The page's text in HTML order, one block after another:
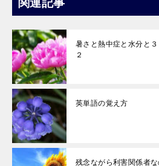
関連記事
暑さと熱中症と水分と
２
英単語の覚え方
残念ながら利害関係者